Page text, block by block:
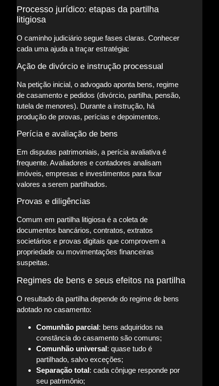
Processo jurídico: etapas da partilha
litigiosa
O caminho judiciário segue fases claras. Conhecer
cada uma ajuda a traçar estratégia:
Ação de divórcio e instrução processual
Na petição inicial, o advogado aponta bens, regime
de casamento e pedidos (divórcio, partilha, pensão,
tutela de menores). Durante a instrução, há
produção de provas, perícias e depoimentos.
Perícia e avaliação de bens
Em disputas patrimoniais, a perícia avaliativa é
frequente. Avaliadores e contadores analisam
imóveis, empresas e investimentos para fixar
valores a serem partilhados.
Provas e diligências
Comum em partilha litigiosa é a coleta de
documentos bancários, contratos, extratos
societários e provas digitais que comprovem a
propriedade ou movimentações financeiras
suspeitas.
Regimes de bens e seus efeitos na partilha
O resultado da partilha depende do regime de bens
adotado no casamento:
Comunhão parcial: bens adquiridos na
constância do casamento são comuns;
Comunhão universal: quase tudo é
partilhado, salvo exceções;
Separação total: cada cônjuge responde por
seu patrimônio;